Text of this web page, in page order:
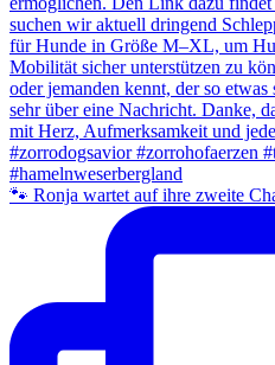
🐾 Ronja wartet auf ihre zweite